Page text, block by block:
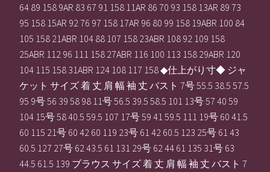
64 89 158 9AR 83 67 91 158 11AR 86 70 93 158 13AR 89 73
95 158 15AR 92 76 97 158 17AR 96 80 99 158 19ABR 100 84
105 158 21ABR 104 88 107 158 23ABR 108 92 109 158
25ABR 112 96 111 158 27ABR 116 100 113 158 29ABR 120
104 115 158 31ABR 124 108 117 158 ◆仕上がり寸◆ ジャ
ケット サイズ 着 丈 肩 幅 袖 丈 バスト 7号 55.5 38.5 57.5
95 9号 56 39 58 98 11号 56.5 39.5 58.5 101 13号 57 40 59
104 15号 58 40.5 59.5 107 17号 59 41 59.5 111 19号 60 41.5
60 115 21号 60 42 60 119 23号 61 42 60.5 123 25号 61 43
60.5 127 27号 62 43.5 61 131 29号 62 44 61 135 31号 63
44.5 61.5 139 ブラウス サイズ 着 丈 肩 幅 袖 丈 バスト 7